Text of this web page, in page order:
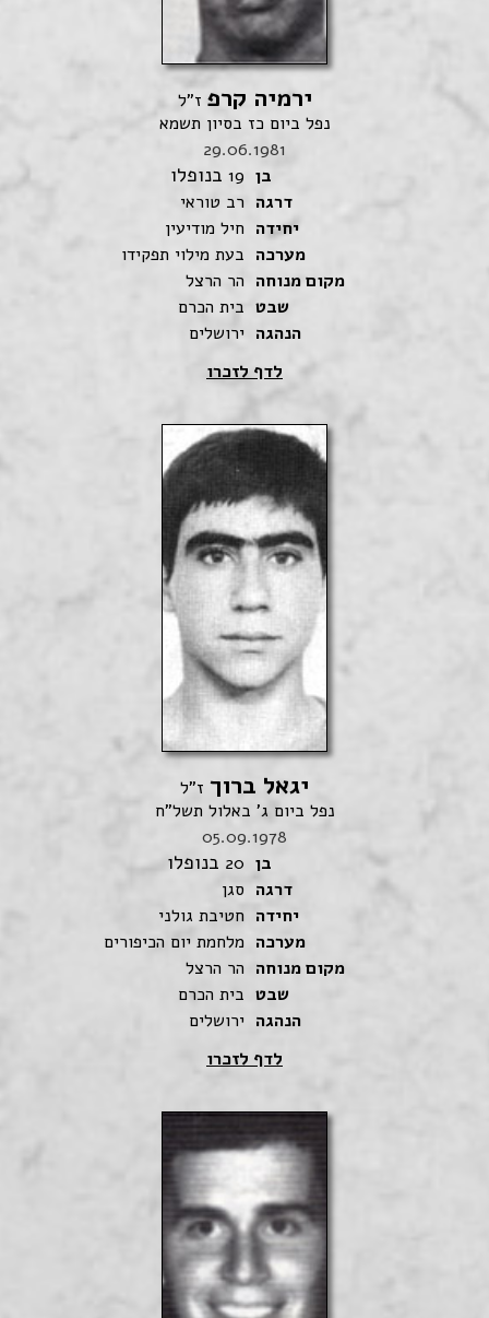
ירמיה קרפ ז"ל
נפל ביום כז בסיון תשמא
29.06.1981
בן 19 בנופלו
דרגה רב טוראי
יחידה חיל מודיעין
מערכה בעת מילוי תפקידו
מקום מנוחה הר הרצל
שבט בית הכרם
הנהגה ירושלים
לדף לזכרו
יגאל ברוך ז"ל
נפל ביום ג' באלול תשל"ח
05.09.1978
בן 20 בנופלו
דרגה סגן
יחידה חטיבת גולני
מערכה מלחמת יום הכיפורים
מקום מנוחה הר הרצל
שבט בית הכרם
הנהגה ירושלים
לדף לזכרו